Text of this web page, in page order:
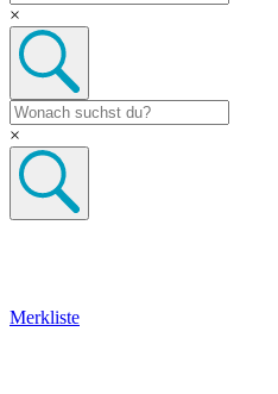
×
×
Merkliste